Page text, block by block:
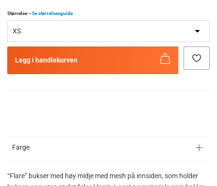
Størrelse–Se størrelsesguide
Legg i handlekurven
Farge
“Flare” bukser med høy midje med mesh på innsiden, som holder